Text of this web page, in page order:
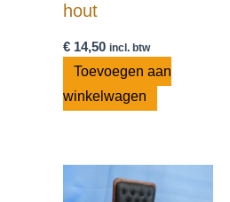
hout
€ 14,50 incl. btw
Toevoegen aan
winkelwagen